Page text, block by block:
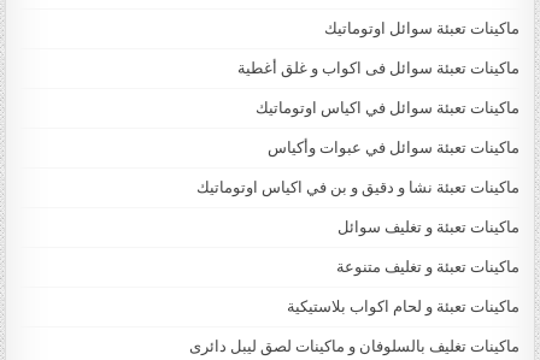
ماكينات تعبئة سوائل اوتوماتيك
ماكينات تعبئة سوائل فى اكواب و غلق أغطية
ماكينات تعبئة سوائل في اكياس اوتوماتيك
ماكينات تعبئة سوائل في عبوات وأكياس
ماكينات تعبئة نشا و دقيق و بن في اكياس اوتوماتيك
ماكينات تعبئة و تغليف سوائل
ماكينات تعبئة و تغليف متنوعة
ماكينات تعبئة و لحام اكواب بلاستيكية
ماكينات تغليف بالسلوفان و ماكينات لصق ليبل دائرى